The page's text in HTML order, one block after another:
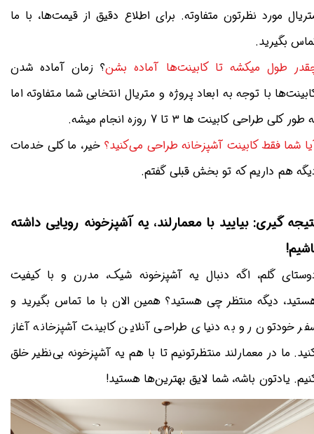
مورد نظرتون متفاوته. برای اطلاع دقیق از قیمت‌ها، با ما
بگیرید.
طول میکشه تا کابینت‌ها آماده بشن؟ زمان آماده شدن
با توجه به ابعاد پروژه و متریال انتخابی شما متفاوته اما
طور کلی طراحی کابینت ها 3 تا 7 روزه انجام میشه.
شما فقط کابینت آشپزخانه طراحی می‌کنید؟ خیر، ما کلی خدمات
هم داریم که تو بخش قبلی گفتم.
گیری: بیایید با معمارلند، یه آشپزخونه رویایی داشته
گلم، اگه دنبال یه آشپزخونه شیک، مدرن و با کیفیت
دیگه منتظر چی هستید؟ همین الان با ما تماس بگیرید و
خودتون رو به دنیای طراحی آنلاین کابینت آشپزخانه آغاز
ما در معمارلند منتظرتونیم تا با هم یه آشپزخونه بی‌نظیر خلق
یادتون باشه، شما لایق بهترین‌ها هستید!